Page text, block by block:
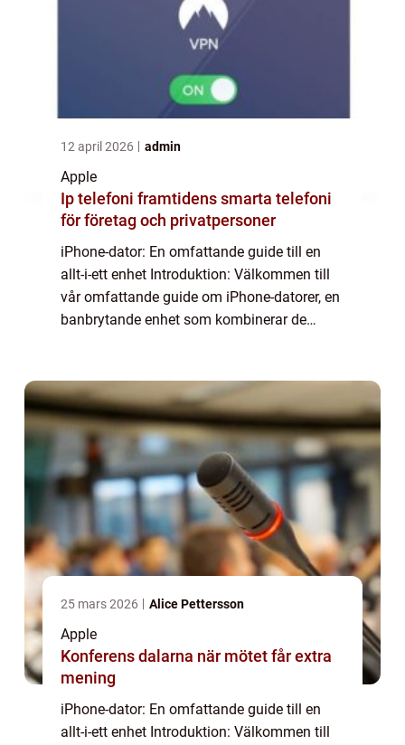
12 april 2026 admin
Apple
Ip telefoni framtidens smarta telefoni
för företag och privatpersoner
iPhone-dator: En omfattande guide till en
allt-i-ett enhet Introduktion: Välkommen till
vår omfattande guide om iPhone-datorer, en
banbrytande enhet som kombinerar de
25 mars 2026 Alice Pettersson
Apple
Konferens dalarna när mötet får extra
mening
iPhone-dator: En omfattande guide till en
allt-i-ett enhet Introduktion: Välkommen till